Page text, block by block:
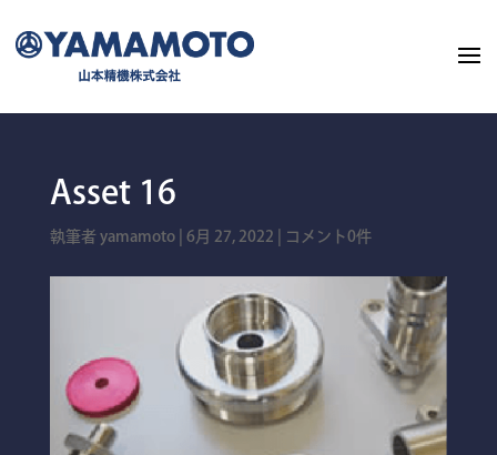
Asset 16
執筆者 yamamoto| 6月 27, 2022 コメント0件